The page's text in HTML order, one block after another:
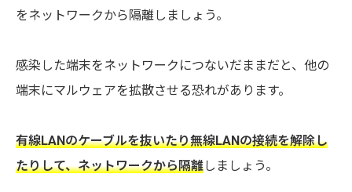
をネットワークから隔離しましょう。
感染した端末をネットワークにつないだままだと、他の
端末にマルウェアを拡散させる恐れがあります。
有線LANのケーブルを抜いたり無線LANの接続を解除し
たりして、ネットワークから隔離しましょう。